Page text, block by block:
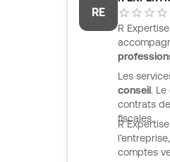
RE
R
Les
conseil.
contrats
fiscales.
R
comptes